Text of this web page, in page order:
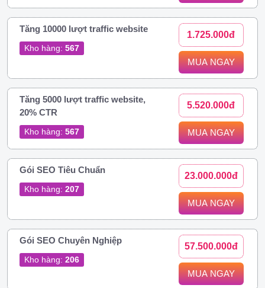
Tăng 10000 lượt traffic website
Kho hàng: 567
1.725.000đ
MUA NGAY
Tăng 5000 lượt traffic website,
20% CTR
Kho hàng: 567
5.520.000đ
MUA NGAY
Gói SEO Tiêu Chuẩn
Kho hàng: 207
23.000.000đ
MUA NGAY
Gói SEO Chuyên Nghiệp
Kho hàng: 206
57.500.000đ
MUA NGAY